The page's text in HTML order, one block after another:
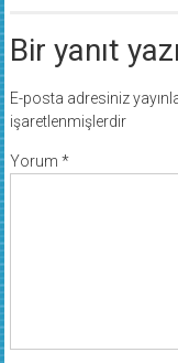
Bir yanıt
E-posta adresiniz
işaretlenmişlerdir
Yorum *